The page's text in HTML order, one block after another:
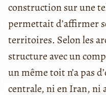
construction sur une
permettait d’affirmer
territoires. Selon les
structure avec un
un même toit n’a pas
centrale, ni en Iran, ni